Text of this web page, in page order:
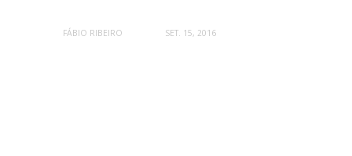
FÁBIO RIBEIRO SET. 15, 2016